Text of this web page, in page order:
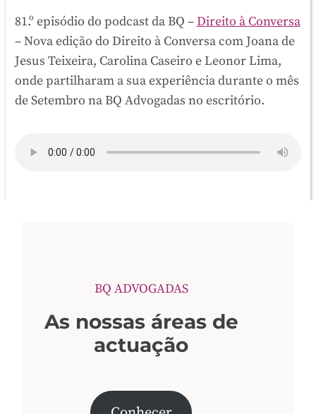
81.º episódio do podcast da BQ –Direito à Conversa
– Nova edição do Direito à Conversa com Joana de
Jesus Teixeira, Carolina Caseiro e Leonor Lima,
onde partilharam a sua experiência durante o mês
de Setembro na BQ Advogadas no escritório.
BQ ADVOGADAS
As nossas áreas de
actuação